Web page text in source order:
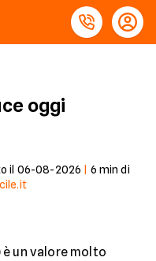
oggi
il 06-08-2026 6 min di
un valore molto